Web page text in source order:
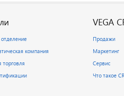
компания
торговля
VEGA
Продажи
Маркетинг
Сервис
Что такое